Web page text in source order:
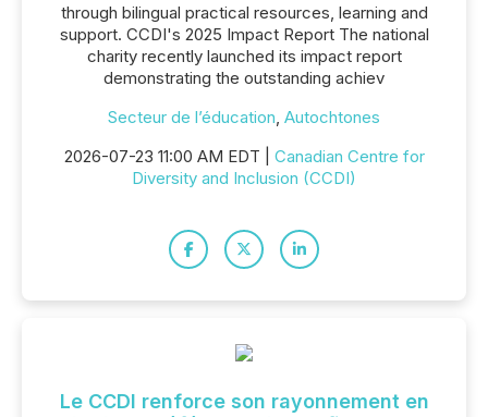
through bilingual practical resources, learning and
support. CCDI's 2025 Impact Report The national
charity recently launched its impact report
demonstrating the outstanding achiev
Secteur de l’éducation, Autochtones
2026-07-23 11:00 AM EDT | Canadian Centre for
Diversity and Inclusion (CCDI)
Le CCDI renforce son rayonnement en